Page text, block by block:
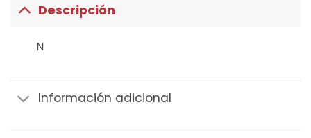
Descripción
N
Información adicional